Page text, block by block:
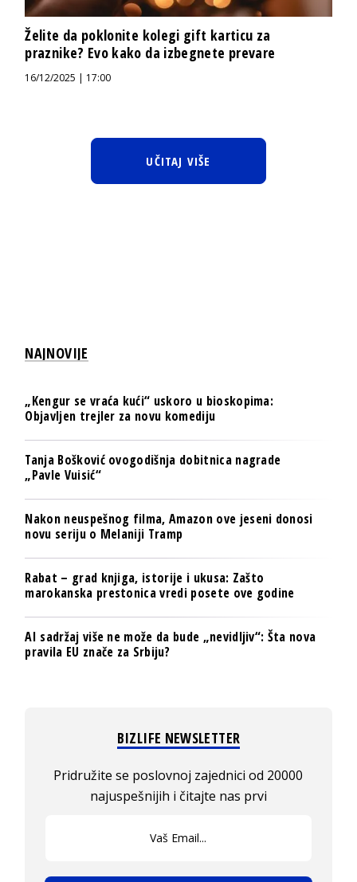
Želite da poklonite kolegi gift karticu za
praznike? Evo kako da izbegnete prevare
16/12/2025 | 17:00
UČITAJ VIŠE
NAJNOVIJE
„Kengur se vraća kući“ uskoro u bioskopima:
Objavljen trejler za novu komediju
Tanja Bošković ovogodišnja dobitnica nagrade
„Pavle Vuisić“
Nakon neuspešnog filma, Amazon ove jeseni donosi
novu seriju o Melaniji Tramp
Rabat – grad knjiga, istorije i ukusa: Zašto
marokanska prestonica vredi posete ove godine
AI sadržaj više ne može da bude „nevidljiv“: Šta nova
pravila EU znače za Srbiju?
BIZLIFE NEWSLETTER
Pridružite se poslovnoj zajednici od 20000
najuspešnijih i čitajte nas prvi